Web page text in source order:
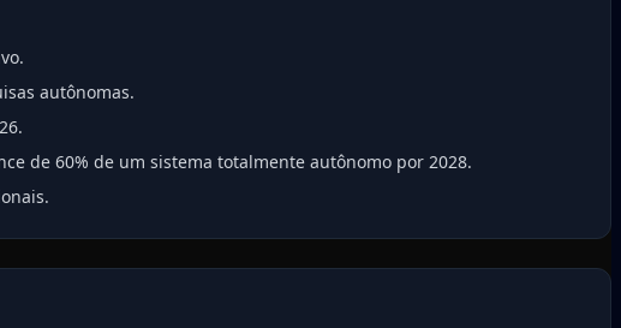
autônomas.
de 60% de um sistema totalmente autônomo por 2028.